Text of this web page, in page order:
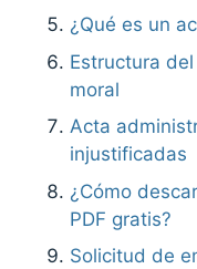
¿Qué es un
Estructura
moral
Acta
injustificadas
¿Cómo
PDF gratis?
Solicitud de